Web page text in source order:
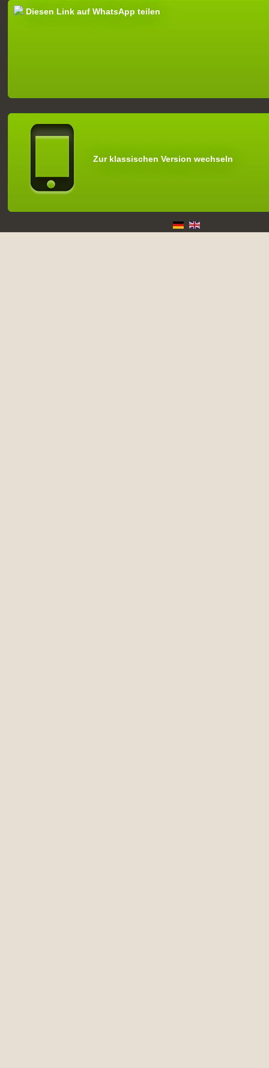
Diesen Link auf WhatsApp teilen
Zur klassischen Version wechseln